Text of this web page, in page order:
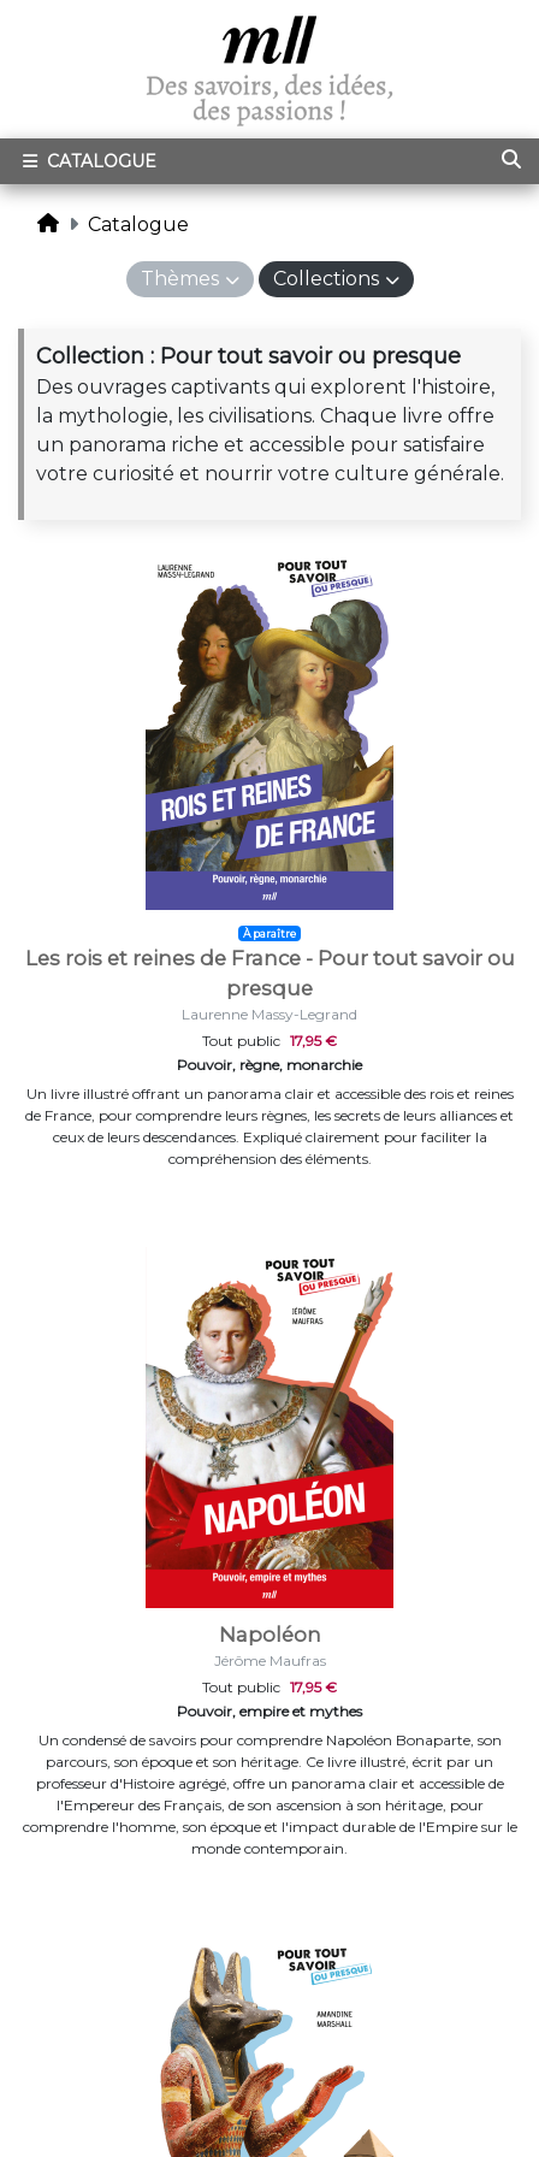
CATALOGUE
Catalogue
Thèmes Collections
Collection : Pour tout savoir ou presque
Des ouvrages captivants qui explorent l'histoire,
la mythologie, les civilisations. Chaque livre offre
un panorama riche et accessible pour satisfaire
votre curiosité et nourrir votre culture générale.
À paraître
Les rois et reines de France - Pour tout savoir ou
presque
Laurenne Massy-Legrand
Tout public 17,95 €
Pouvoir, règne, monarchie
Un livre illustré offrant un panorama clair et accessible des rois et reines
de France, pour comprendre leurs règnes, les secrets de leurs alliances et
ceux de leurs descendances. Expliqué clairement pour faciliter la
compréhension des éléments.
Napoléon
Jérôme Maufras
Tout public 17,95 €
Pouvoir, empire et mythes
Un condensé de savoirs pour comprendre Napoléon Bonaparte, son
parcours, son époque et son héritage. Ce livre illustré, écrit par un
professeur d'Histoire agrégé, offre un panorama clair et accessible de
l'Empereur des Français, de son ascension à son héritage, pour
comprendre l'homme, son époque et l'impact durable de l'Empire sur le
monde contemporain.